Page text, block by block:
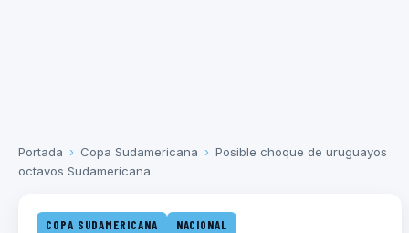
Portada › Copa Sudamericana › Posible choque de uruguayos
octavos Sudamericana
COPA SUDAMERICANA NACIONAL